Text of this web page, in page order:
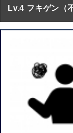
Lv.4 フキゲン（